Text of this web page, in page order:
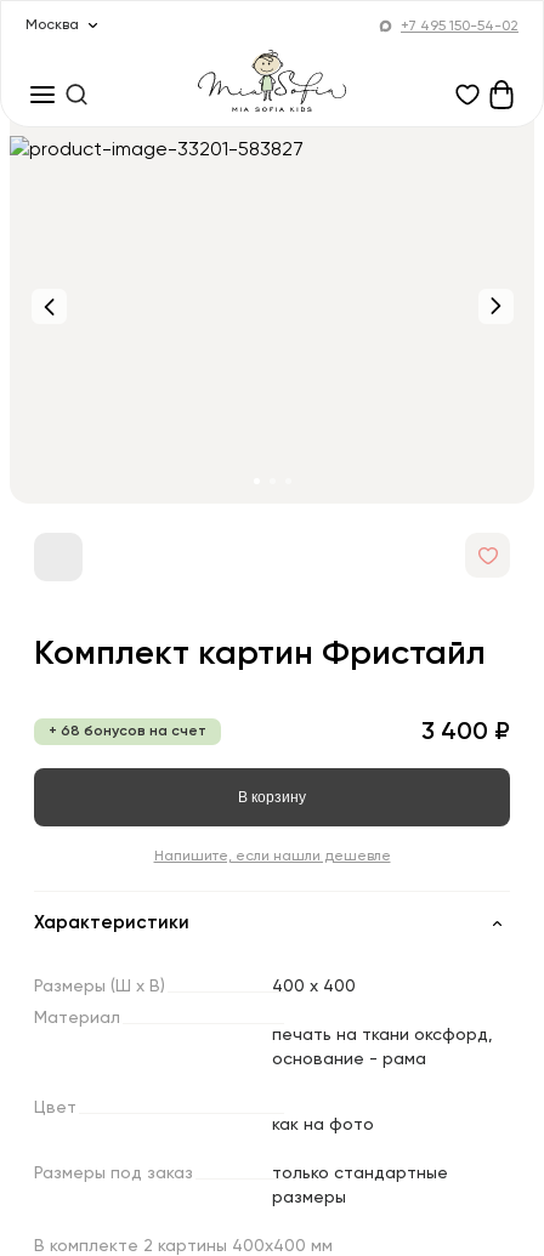
Москва +7 495 150-54-02
Комплект картин Фристайл
+ 68 бонусов на счет 3 400 ₽
В корзину
Напишите, если нашли дешевле
Характеристики
Размеры (Ш х В)
400 x 400
Материал
печать на ткани оксфорд,
основание - рама
Цвет
как на фото
Размеры под заказ
только стандартные
размеры
В комплекте 2 картины 400х400 мм